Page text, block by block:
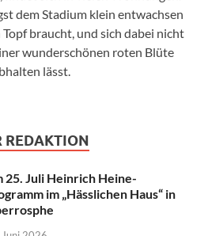
dem Stadium klein entwachsen
braucht, und sich dabei nicht
wunderschönen roten Blüte
lässt.
REDAKTION
25. Juli Heinrich Heine-
im „Hässlichen Haus“ in